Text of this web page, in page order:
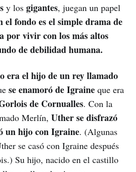
y los gigantes, juegan un papel
el fondo es el simple drama de
por vivir con los más altos
de debilidad humana.
era el hijo de un rey llamado
se enamoró de Igraine que era
de Cornualles. Con la
Merlín, Uther se disfrazó
un hijo con Igraine. (Algunas
se casó con Igraine después
Su hijo, nacido en el castillo